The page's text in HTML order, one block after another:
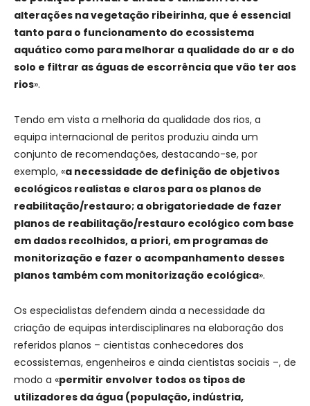
alterações na vegetação ribeirinha, que é essencial
tanto para o funcionamento do ecossistema
aquático como para melhorar a qualidade do ar e do
solo e filtrar as águas de escorrência que vão ter aos
rios».
Tendo em vista a melhoria da qualidade dos rios, a
equipa internacional de peritos produziu ainda um
conjunto de recomendações, destacando-se, por
exemplo, «a necessidade de definição de objetivos
ecológicos realistas e claros para os planos de
reabilitação/restauro; a obrigatoriedade de fazer
planos de reabilitação/restauro ecológico com base
em dados recolhidos, a priori, em programas de
monitorização e fazer o acompanhamento desses
planos também com monitorização ecológica».
Os especialistas defendem ainda a necessidade da
criação de equipas interdisciplinares na elaboração dos
referidos planos – cientistas conhecedores dos
ecossistemas, engenheiros e ainda cientistas sociais –, de
modo a «permitir envolver todos os tipos de
utilizadores da água (população, indústria,